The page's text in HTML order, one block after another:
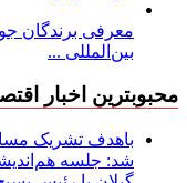
معرفی برندگان
بین‌المللی ...
محبوبترین اخبار
باهدف تشریک
شد: جلسه